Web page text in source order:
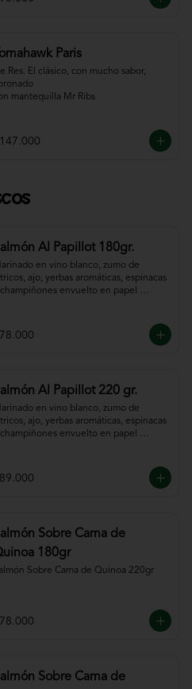
Paris
Res. El clásico, con mucho sabor,
mantequilla Mr Ribs
Al Papillot 180gr.
en vino blanco, zumo de
ajo, yerbas aromáticas, espinacas
envuelto en papel
Al Papillot 220 gr.
en vino blanco, zumo de
ajo, yerbas aromáticas, espinacas
envuelto en papel
Sobre Cama de
180gr
Sobre Cama de Quinoa 220gr
Sobre Cama de